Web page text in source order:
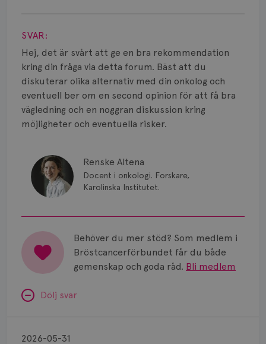
Visa svar
SVAR:
Hej, det är svårt att ge en bra rekommendation
kring din fråga via detta forum. Bäst att du
diskuterar olika alternativ med din onkolog och
eventuell ber om en second opinion för att få bra
vägledning och en noggran diskussion kring
möjligheter och eventuella risker.
Renske Altena
Docent i onkologi. Forskare,
Karolinska Institutet.
Behöver du mer stöd? Som medlem i
Bröstcancerförbundet får du både
gemenskap och goda råd. Bli medlem
Dölj svar
2026-05-31
Risker
Spridd bröstcancer
Strålning
Vätska